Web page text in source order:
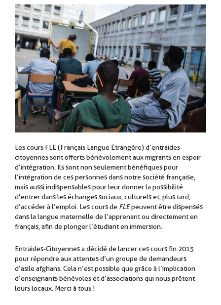
Les cours FLE (Français Langue Étrangère) d’entraides-
citoyennes sont offerts bénévolement aux migrants en espoir
d’intégration. Ils sont non seulement bénéfiques pour
l’intégration de ces personnes dans notre société française,
mais aussi indispensables pour leur donner la possibilité
d’entrer dans les échanges sociaux, culturels et, plus tard,
d’accéder à l’emploi. Les cours de FLEpeuvent être dispensés
dans la langue maternelle de l’apprenant ou directement en
français, afin de plonger l’étudiant en immersion.
Entraides-Citoyennes a décidé de lancer ces cours fin 2015
pour répondre aux attentes d’un groupe de demandeurs
d’asile afghans. Cela n’est possible que grâce à l’implication
d’enseignants bénévoles et d’associations qui nous prêtent
leurs locaux. Merci à tous !